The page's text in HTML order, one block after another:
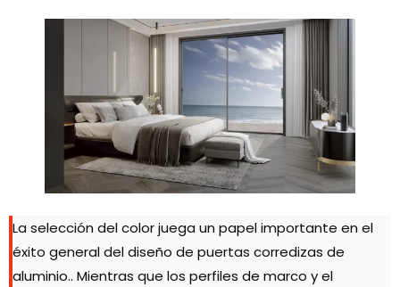
La selección del color juega un papel importante en el
éxito general del diseño de puertas corredizas de
aluminio.. Mientras que los perfiles de marco y el